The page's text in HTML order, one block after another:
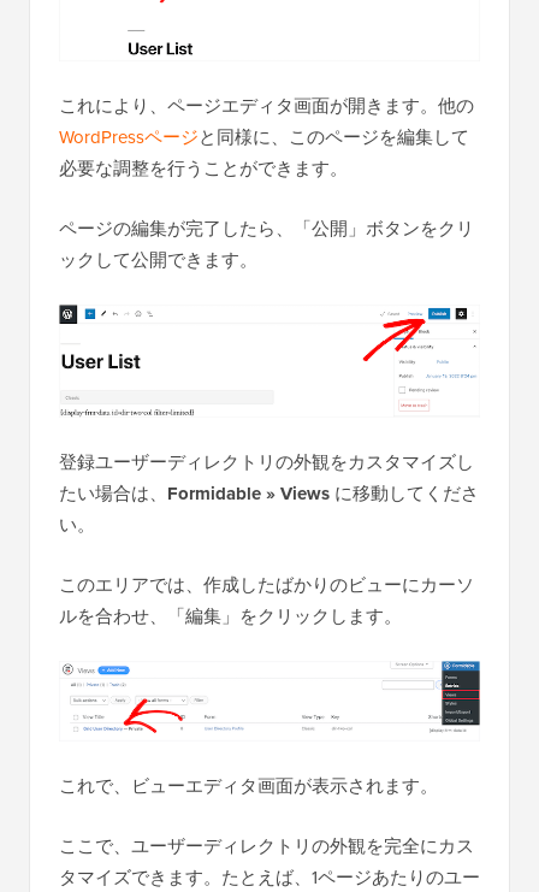
これにより、ページエディタ画面が開きます。他の
WordPressページと同様に、このページを編集して
必要な調整を行うことができます。
ページの編集が完了したら、「公開」ボタンをクリ
ックして公開できます。
登録ユーザーディレクトリの外観をカスタマイズし
たい場合は、 Formidable » Views に移動してくださ
い。
このエリアでは、作成したばかりのビューにカーソ
ルを合わせ、「編集」をクリックします。
これで、ビューエディタ画面が表示されます。
ここで、ユーザーディレクトリの外観を完全にカス
タマイズできます。たとえば、1ページあたりのユー